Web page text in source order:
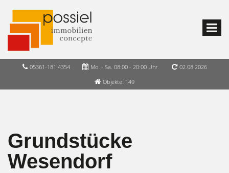
05361-181 4354 Mo. - Sa. 08:00 - 20:00 Uhr
02.08.2026
Objekte: 149
Grundstücke
Wesendorf